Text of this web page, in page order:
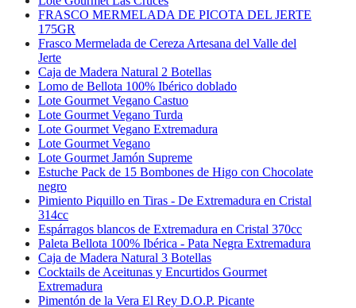
FRASCO MERMELADA DE PICOTA DEL JERTE
175GR
Frasco Mermelada de Cereza Artesana del Valle del
Jerte
Caja de Madera Natural 2 Botellas
Lomo de Bellota 100% Ibérico doblado
Lote Gourmet Vegano Castuo
Lote Gourmet Vegano Turda
Lote Gourmet Vegano Extremadura
Lote Gourmet Vegano
Lote Gourmet Jamón Supreme
Estuche Pack de 15 Bombones de Higo con Chocolate
negro
Pimiento Piquillo en Tiras - De Extremadura en Cristal
314cc
Espárragos blancos de Extremadura en Cristal 370cc
Paleta Bellota 100% Ibérica - Pata Negra Extremadura
Caja de Madera Natural 3 Botellas
Cocktails de Aceitunas y Encurtidos Gourmet
Extremadura
Pimentón de la Vera El Rey D.O.P. Picante